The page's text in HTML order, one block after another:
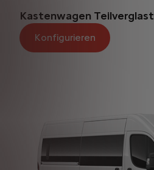
Kastenwagen Teilverglast
Konfigurieren